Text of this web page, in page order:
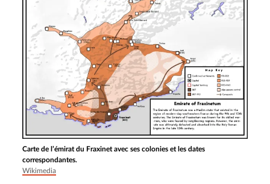
Carte de l’émirat du Fraxinet avec ses colonies et les dates
correspondantes.
Wikimedia